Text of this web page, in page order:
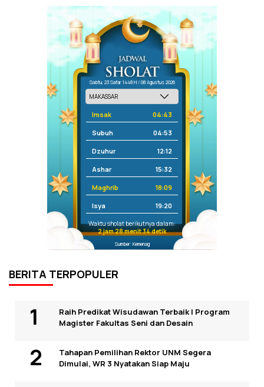
Sabtu, 23 Safar 1448 H / 08 Agustus 2026
Imsak 04:43
Subuh 04:53
Dzuhur 12:12
Ashar 15:32
Maghrib 18:09
Isya 19:20
Waktu sholat berikutnya dalam:
2 jam 28 menit 34 detik
Sumber: Kemenag
BERITA TERPOPULER
Raih Predikat Wisudawan Terbaik I Program
Magister Fakultas Seni dan Desain
Tahapan Pemilihan Rektor UNM Segera
Dimulai, WR 3 Nyatakan Siap Maju